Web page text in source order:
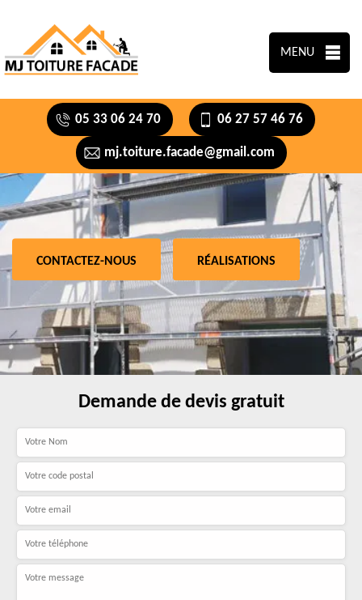
MENU
05 33 06 24 70 06 27 57 46 76
mj.toiture.facade@gmail.com
CONTACTEZ-NOUS RÉALISATIONS
Demande de devis gratuit